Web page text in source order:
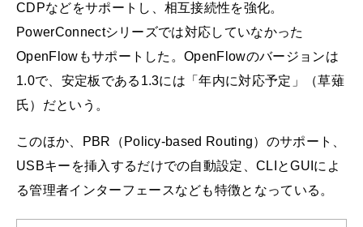
CDPなどをサポートし、相互接続性を強化。
PowerConnectシリーズでは対応していなかった
OpenFlowもサポートした。OpenFlowのバージョンは
1.0で、安定板である1.3には「年内に対応予定」（草薙
氏）だという。
このほか、PBR（Policy-based Routing）のサポート、
USBキーを挿入するだけでの自動設定、CLIとGUIによ
る管理者インターフェースなども特徴となっている。